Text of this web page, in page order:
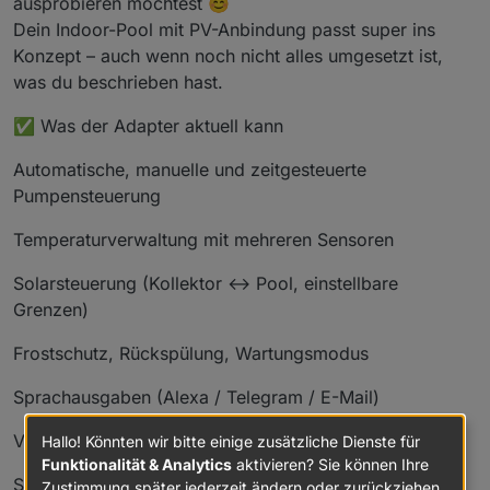
Dein Indoor-Pool mit PV-Anbindung passt super ins
Konzept – auch wenn noch nicht alles umgesetzt ist,
was du beschrieben hast.
✅ Was der Adapter aktuell kann
Automatische, manuelle und zeitgesteuerte
Pumpensteuerung
Temperaturverwaltung mit mehreren Sensoren
Solarsteuerung (Kollektor ↔ Pool, einstellbare
Grenzen)
Frostschutz, Rückspülung, Wartungsmodus
Sprachausgaben (Alexa / Telegram / E-Mail)
Verbrauchs- und Kostenberechnung
Statusübersicht mit Live-Text und JSON-Daten
Hallo! Könnten wir bitte einige zusätzliche Dienste für
Funktionalität & Analytics aktivieren? Sie können Ihre